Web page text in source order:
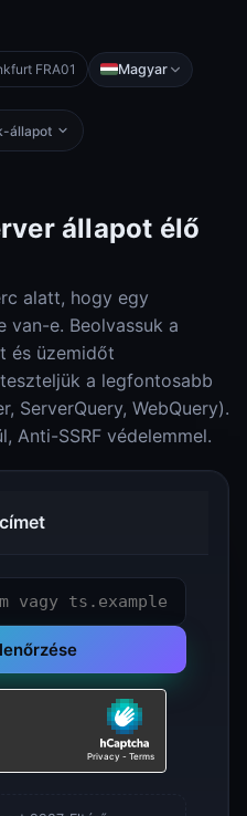
FRA01 Magyar
állapot
állapot élő
alatt, hogy egy
van-e. Beolvassuk a
és üzemidőt
a legfontosabb
ServerQuery, WebQuery).
Anti-SSRF védelemmel.